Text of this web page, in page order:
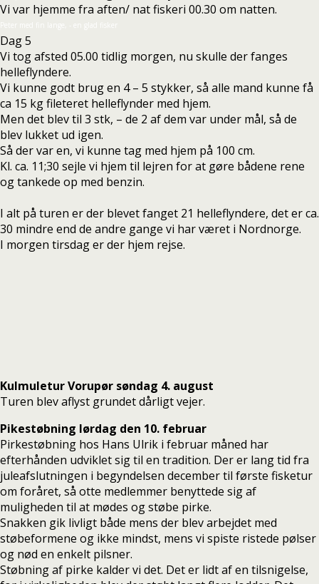
Peter med fin lange, - en glad fisker
Vi var hjemme fra aften/ nat fiskeri 00.30 om natten.
Dag 5
Vi tog afsted 05.00 tidlig morgen, nu skulle der fanges
helleflyndere.
Vi kunne godt brug en 4 – 5 stykker, så alle mand kunne få
ca 15 kg fileteret helleflynder med hjem.
Men det blev til 3 stk, – de 2 af dem var under mål, så de
blev lukket ud igen.
Så der var en, vi kunne tag med hjem på 100 cm.
Kl. ca. 11;30 sejle vi hjem til lejren for at gøre bådene rene
og tankede op med benzin.
I alt på turen er der blevet fanget 21 helleflyndere, det er ca.
30 mindre end de andre gange vi har været i Nordnorge.
I morgen tirsdag er der hjem rejse.
Kulmuletur Vorupør søndag 4. august
Turen blev aflyst grundet dårligt vejer.
Pikestøbning lørdag den 10. februar
Pirkestøbning hos Hans Ulrik i februar måned har
efterhånden udviklet sig til en tradition. Der er lang tid fra
juleafslutningen i begyndelsen december til første fisketur
om foråret, så otte medlemmer benyttede sig af
muligheden til at mødes og støbe pirke.
Snakken gik livligt både mens der blev arbejdet med
støbeformene og ikke mindst, mens vi spiste ristede pølser
og nød en enkelt pilsner.
Støbning af pirke kalder vi det. Det er lidt af en tilsnigelse,